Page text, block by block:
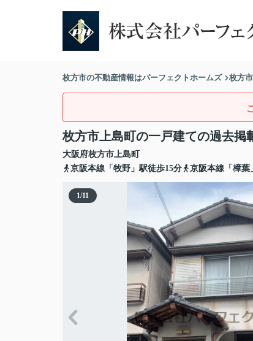
枚方市の不動産情報はパーフェクトホームズ 枚方
枚方市上島町の一戸建ての過去掲
大阪府枚方市上島町
京阪本線「牧野」駅徒歩15分
京阪本線「樟葉
1/11